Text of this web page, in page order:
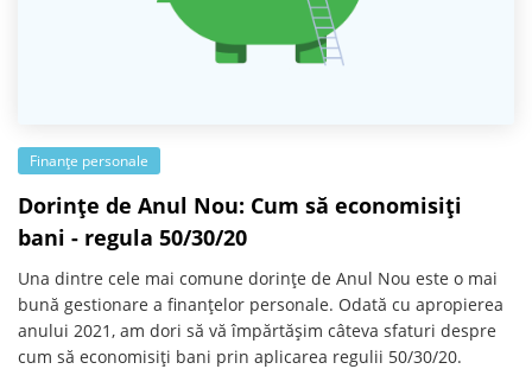
Finanțe personale
Dorințe de Anul Nou: Cum să economisiți
bani - regula 50/30/20
Una dintre cele mai comune dorințe de Anul Nou este o mai
bună gestionare a finanțelor personale. Odată cu apropierea
anului 2021, am dori să vă împărtășim câteva sfaturi despre
cum să economisiți bani prin aplicarea regulii 50/30/20.